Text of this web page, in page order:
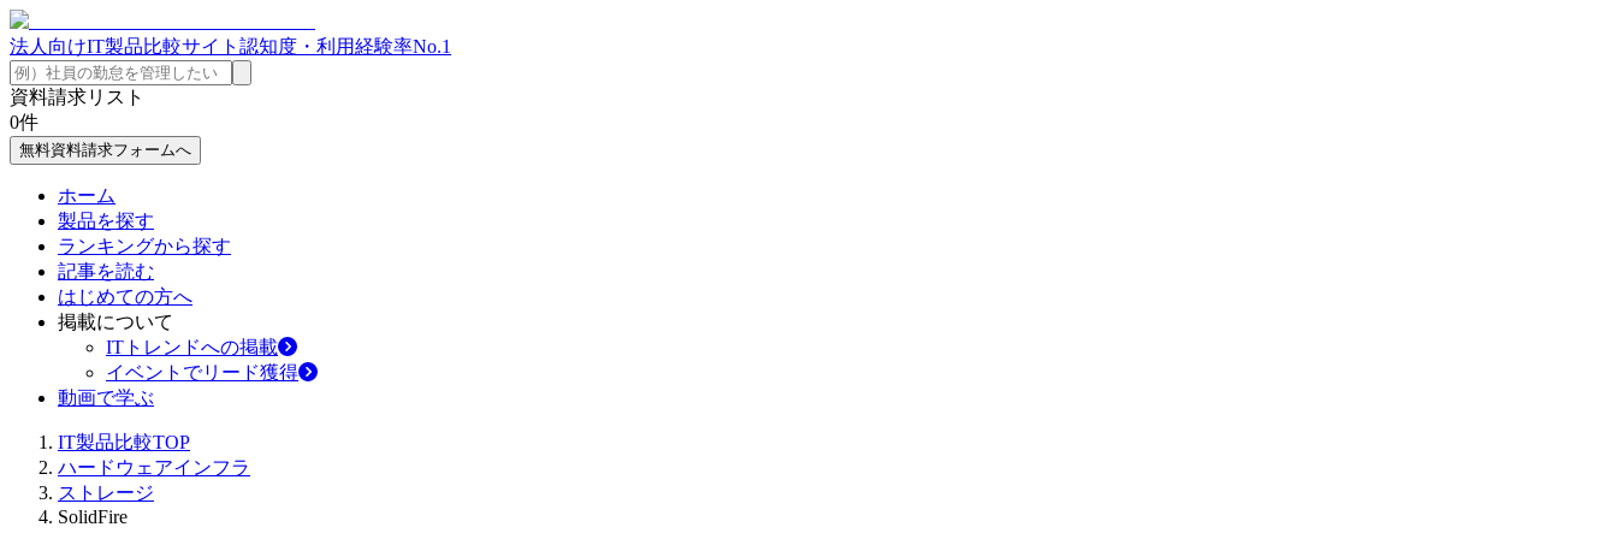
法人向けIT製品比較サイト 認知度・利用経験率No.1
資料請求リスト
0件
無料資料請求フォームへ
ホーム
製品を探す
ランキングから探す
記事を読む
はじめての方へ
掲載について
ITトレンドへの掲載
イベントでリード獲得
動画で学ぶ
IT製品比較TOP
ハードウェアインフラ
ストレージ
SolidFire